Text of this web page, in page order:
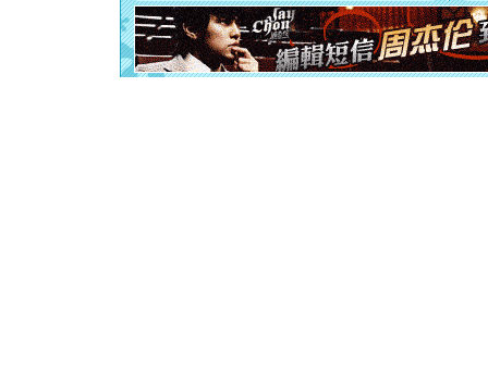
[元旦]如
起；二是
离。水晶
[元旦]当